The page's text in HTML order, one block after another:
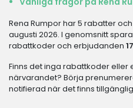
Rena Rumpor har 5 rabatter
augusti 2026. I genomsnitt
rabattkoder och erbjudanden
Finns det inga rabattkoder
närvarandet? Börja
notifierad när det finns